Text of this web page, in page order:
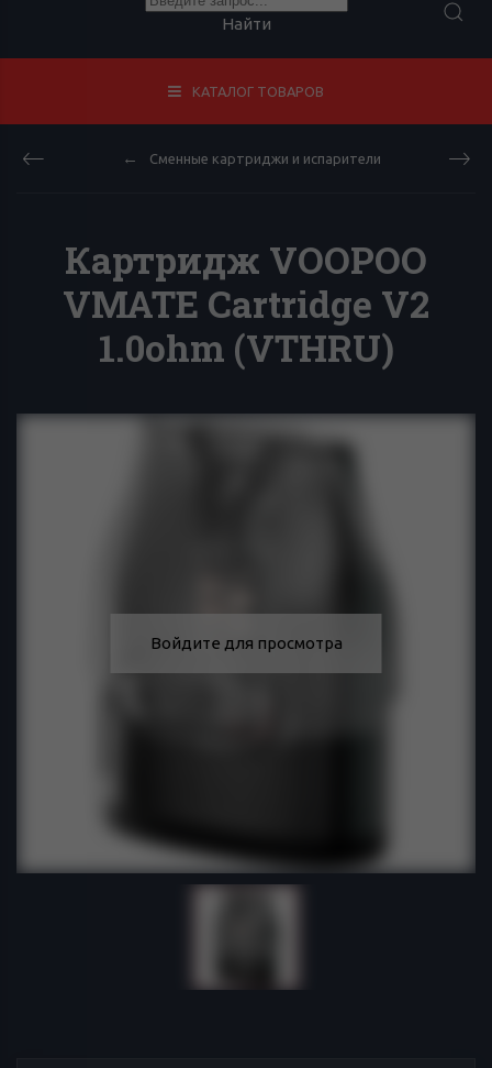
Найти
КАТАЛОГ ТОВАРОВ
Сменные картриджи и испарители
Картридж VOOPOO
VMATE Cartridge V2
1.0ohm (VTHRU)
Войдите для просмотра